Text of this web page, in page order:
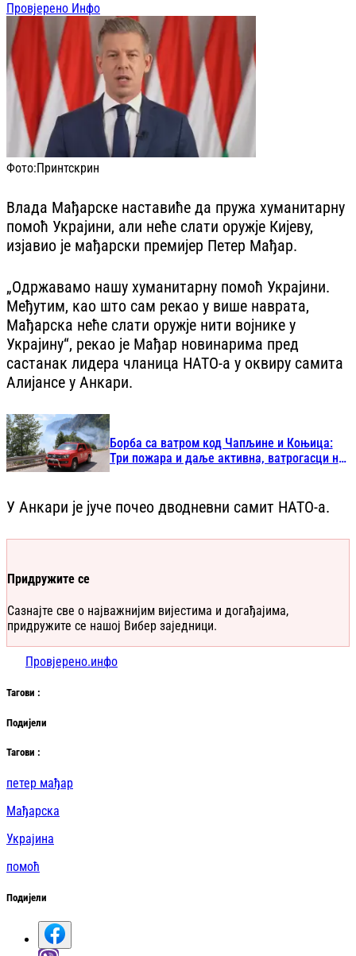
Провјерено Инфо
Фото:Принтскрин
Влада Мађарске наставиће да пружа хуманитарну
помоћ Украјини, али неће слати оружје Кијеву,
изјавио је мађарски премијер Петер Мађар.
„Одржавамо нашу хуманитарну помоћ Украјини.
Међутим, као што сам рекао у више наврата,
Мађарска неће слати оружје нити војнике у
Украјину“, рекао је Мађар новинарима пред
састанак лидера чланица НАТО-а у оквиру самита
Алијансе у Анкари.
Борба са ватром код Чапљине и Коњица:
Три пожара и даље активна, ватрогасци на
терену
У Анкари је јуче почео дводневни самит НАТО-а.
Придружите се
Сазнајте све о најважнијим вијестима и догађајима,
придружите се нашој Вибер заједници.
Провјерено.инфо
Тагови :
Подијели
Тагови :
петер мађар
Мађарска
Украјина
помоћ
Подијели